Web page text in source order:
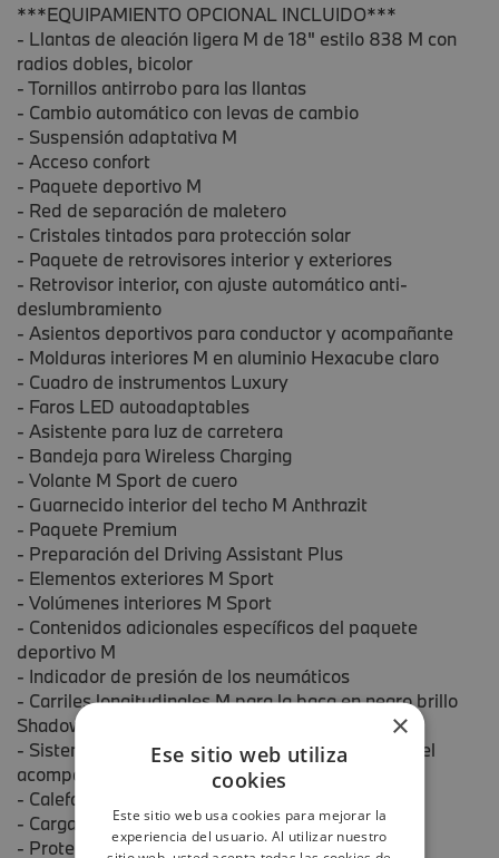
***EQUIPAMIENTO OPCIONAL INCLUIDO***
- Llantas de aleación ligera M de 18" estilo 838 M con
radios dobles, bicolor
- Tornillos antirrobo para las llantas
- Cambio automático con levas de cambio
- Suspensión adaptativa M
- Acceso confort
- Paquete deportivo M
- Red de separación de maletero
- Cristales tintados para protección solar
- Paquete de retrovisores interior y exteriores
- Retrovisor interior, con ajuste automático anti-
deslumbramiento
- Asientos deportivos para conductor y acompañante
- Molduras interiores M en aluminio Hexacube claro
- Cuadro de instrumentos Luxury
- Faros LED autoadaptables
- Asistente para luz de carretera
- Bandeja para Wireless Charging
- Volante M Sport de cuero
- Guarnecido interior del techo M Anthrazit
- Paquete Premium
- Preparación del Driving Assistant Plus
- Elementos exteriores M Sport
- Volúmenes interiores M Sport
- Contenidos adicionales específicos del paquete
deportivo M
- Indicador de presión de los neumáticos
- Carriles longitudinales M para la baca en negro brillo
Shadow Line
- Sistema fijación para asiento infantil i-size para el
acompañante
- Calefacción de los asientos delanteros
- Carga rápida con corriente alterna
- Protección acústica de peatones
×
Ese sitio web utiliza
cookies
Este sitio web usa cookies para mejorar la
experiencia del usuario. Al utilizar nuestro